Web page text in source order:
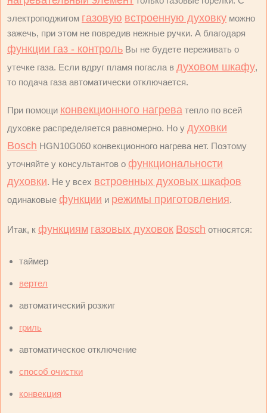
электроподжигом газовую встроенную духовку можно
зажечь, при этом не повредив нежные ручки. А благодаря
функции газ - контроль Вы не будете переживать о
утечке газа. Если вдруг пламя погасла в духовом шкафу,
то подача газа автоматически отключается.
При помощи конвекционного нагрева тепло по всей
духовке распределяется равномерно. Но у духовки
Bosch HGN10G060 конвекционного нагрева нет. Поэтому
уточняйте у консультантов о функциональности
духовки. Не у всех встроенных духовых шкафов
одинаковые функции и режимы приготовления.
Итак, к функциям газовых духовок Bosch относятся:
таймер
вертел
автоматический розжиг
гриль
автоматическое отключение
способ очистки
конвекция